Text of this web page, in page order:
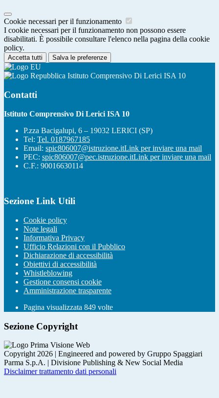
Cookie necessari per il funzionamento
I cookie necessari per il funzionamento non possono essere
disabilitati. È possibile consultare l'elenco nella pagina della cookie
policy.
Accetta tutti Salva le preferenze
Istituto Comprensivo Di Lerici ISA 10
Contatti
Istituto Comprensivo Di Lerici ISA 10
P.zza Bacigalupi, 6 – 19032 LERICI (SP)
Tel: Tel. 0187967185
Email: spic806007@istruzione.itLink per inviare una mail
PEC: spic806007@pec.istruzione.itLink per inviare una mail
C.F.: 90016630114
Sezione Link Utili
Cookie policy
Note legali
Informativa Privacy
Ufficio Relazioni con il Pubblico
Dichiarazione di accessibilità
Obiettivi di accessibilità
Whistleblowing
Gestione consensi cookie
Amministrazione trasparente
Pagina visualizzata 849 volte
Sezione Copyright
Copyright 2026 | Engineered and powered by Gruppo Spaggiari
Parma S.p.A. | Divisione Publishing & New Social Media
Disclaimer trattamento dati personali